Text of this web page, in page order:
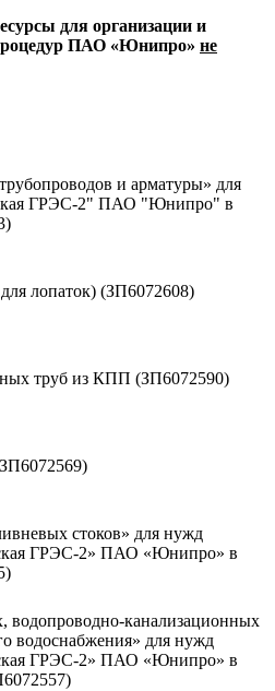
для организации и
ПАО «Юнипро» не
и арматуры» для
ГРЭС-2" ПАО "Юнипро" в
лопаток) (ЗП6072608)
труб из КПП (ЗП6072590)
стоков» для нужд
ГРЭС-2» ПАО «Юнипро» в
водопроводно-канализационных
водоснабжения» для нужд
ГРЭС-2» ПАО «Юнипро» в